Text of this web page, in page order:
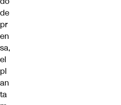
de
pr
en
sa,
el
pl
an
ta